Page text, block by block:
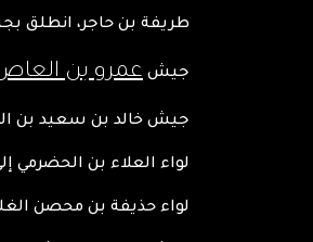
طريفة بن حاجر، انطلق
جيش عمرو بن
جيش خالد بن سعيد بن
لواء العلاء بن الحضرمي
لواء حذيفة بن محصن